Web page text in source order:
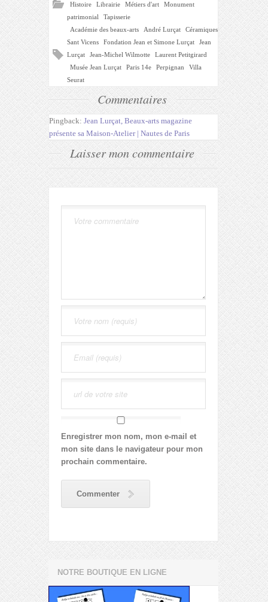
Histoire Librairie Métiers d'art
Monument
patrimonial
Tapisserie
Académie des beaux-arts
André Lurçat
Céramiques
Sant Vicens
Fondation Jean et Simone Lurçat
Jean
Lurçat
Jean-Michel Wilmotte
Laurent Petitgirard
Musée Jean Lurçat
Paris 14e Perpignan
Villa
Seurat
Commentaires
Pingback: Jean Lurçat, Beaux-arts magazine
présente sa Maison-Atelier | Nautes de Paris
Laisser mon commentaire
Enregistrer mon nom, mon e-mail et
mon site dans le navigateur pour mon
prochain commentaire.
Commenter
NOTRE BOUTIQUE EN LIGNE